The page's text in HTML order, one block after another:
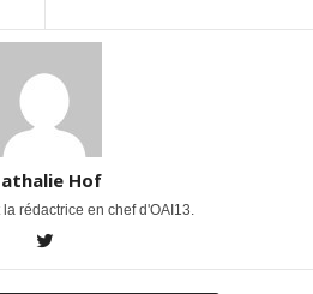
Hof
rédactrice en chef d'OAI13.